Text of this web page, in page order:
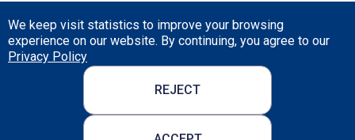
Servers
Rental and Sale of Equipment
IT Management
Corporate Emails
Cloud Computing
Data Security
Cloud Backup
Boutique de Software
POWER BI: Indicadores
We keep visit statistics to improve your browsing
experience on our website. By continuing, you agree to our
Privacy Policy
REJECT